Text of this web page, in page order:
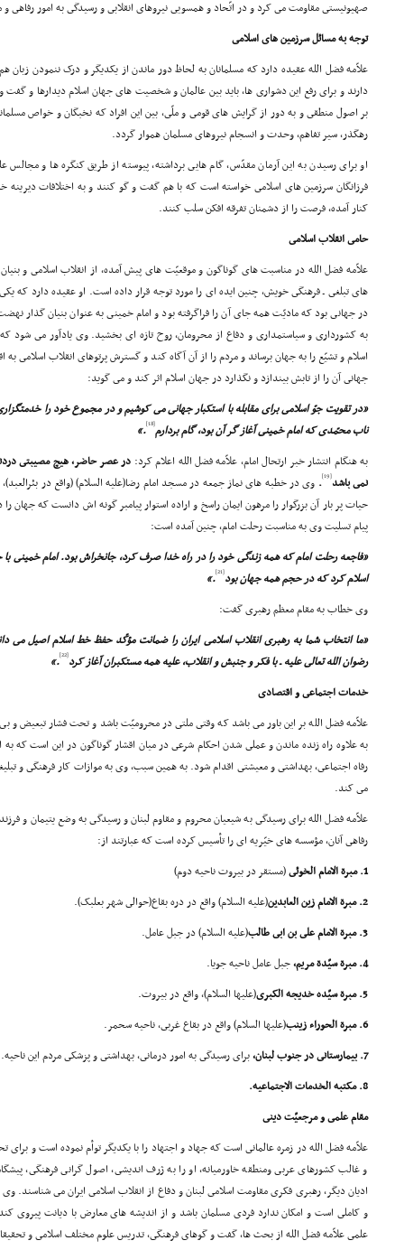
صهیونیستى مقاومت مى کرد و در اتّحاد و همسویى نیروهاى انقلابى و رسیدگى به امور رفاهى و
توجه به مسائل سرزمین هاى اسلامى
علاّمه فضل الله عقیده دارد که مسلمانان به لحاظ دور ماندن از یکدیگر و درک ننمودن زبان
دارند و براى رفع این دشوارى ها، باید بین عالمان و شخصیت هاى جهان اسلام دیدارها و
بر اصول منطقى و به دور از گرایش هاى قومى و ملّى، بین این افراد که نخبگان و خواص
رهگذر، سیر تفاهم، وحدت و انسجام نیروهاى مسلمان هموار گردد.
او براى رسیدن به این آرمان مقدّس، گام هایى برداشته، پیوسته از طریق کنگره ها و مجالس
فرزانگان سرزمین هاى اسلامى خواسته است که با هم گفت و گو کنند و به اختلافات
کنار آمده، فرصت را از دشمنان تفرقه افکن سلب کنند.
حامى انقلاب اسلامى
علاّمه فضل الله در مناسبت هاى گوناگون و موقعیّت هاى پیش آمده، از انقلاب اسلامى و
هاى تبلغى ـ فرهنگى خویش، چنین ایده اى را مورد توجه قرار داده است. او عقیده دارد که
در جهانى بود که مادیّت همه جاى آن را فراگرفته بود و امام خمینى به عنوان بنیان گذار
به کشوردارى و سیاستمدارى و دفاع از محرومان، روح تازه اى بخشید. وى یادآور مى شود
اسلام و تشیّع را به جهان برساند و مردم را از آن آگاه کند و گسترش پرتوهاى انقلاب اسلامى
جهانى آن را از تابش بیندازد و نگذارد در جهان اسلام اثر کند و مى گوید:
«در تقویت جوّ اسلامى براى مقابله با استکبار جهانى مى کوشیم و در مجموع خود را
ناب محمّدى که امام خمینى آغاز گر آن بود، گام بردارم[18]
.»
به هنگام انتشار خبر ارتحال امام، علاّمه فضل الله اعلام کرد: در عصر حاضر، هیچ مصیبتى
نمى باشد[19]
. وى در خطبه هاى نماز جمعه در مسجد امام رضا(علیه السلام) (واقع در
حیات پر بار آن بزرگوار را مرهون ایمان راسخ و اراده استوار پیامبر گونه اش دانست که جهان را
پیام تسلیت وى به مناسبت رحلت امام، چنین آمده است:
«فاجعه رحلت امام که همه زندگى خود را در راه خدا صرف کرد، جانخراش بود. امام
اسلام کرد که در حجم همه جهان بود[21]
.»
وى خطاب به مقام معظم رهبرى گفت:
«ما انتخاب شما به رهبرى انقلاب اسلامى ایران را ضمانت مؤکّد حفظ خط اسلام اصیل مى
رضوان الله تعالى علیه ـ با فکر و جنبش و انقلاب، علیه همه مستکبران آغاز کرد[22]
.»
خدمات اجتماعى و اقتصادى
علاّمه فضل الله بر این باور مى باشد که وقتى ملتى در محرومیّت باشد و تحت فشار تبعیض و
به علاوه راه زنده ماندن و عملى شدن احکام شرعى در میان اقشار گوناگون در این است که
رفاه اجتماعى، بهداشتى و معیشتى اقدام شود. به همین سبب، وى به موازات کار فرهنگى و
مى کند.
علاّمه فضل الله براى رسیدگى به شیعیان محروم و مقاوم لبنان و رسیدگى به وضع یتیمان و
رفاهى آنان، مؤسسه هاى خیّریه اى را تأسیس کرده است که عبارتند از:
1. مبرة الامام الخوئى
(مستقر در بیروت ناحیه دوم)
2. مبرة الامام زین العابدین
(علیه السلام) واقع در دره بقاع(حوالى شهر بعلبک).
3. مبرة الامام على بن ابى طالب
(علیه السلام) در جبل عامل.
4. مبرة سیّدة مریم،
جبل عامل ناحیه جویا.
5. مبرة سیّده خدیجه الکبرى
(علیها السلام)، واقع در بیروت.
6. مبرة الحوراء زینب
(علیها السلام) واقع در بقاع غربى، ناحیه سحمر.
7. بیمارستانى در جنوب لبنان،
براى رسیدگى به امور درمانى، بهداشتى و پزشکى مردم این ناحیه.
8. مکتبه الخدمات الاجتماعیه.
مقام علمى و مرجعیّت دینى
علاّمه فضل الله در زمره عالمانى است که جهاد و اجتهاد را با یکدیگر توأم نموده است و
و غالب کشورهاى عربى ومنطقه خاورمیانه، او را به ژرف اندیشى، اصول گرانى فرهنگى،
ادیان دیگر، رهبرى فکرى مقاومت اسلامى لبنان و دفاع از انقلاب اسلامى ایران مى شناسند.
و کاملى است و امکان ندارد فردى مسلمان باشد و از اندیشه هاى معارض با دیانت پیروى
علمى علاّمه فضل الله از بحث ها، گفت و گوهاى فرهنگى، تدریس علوم مختلف اسلامى و